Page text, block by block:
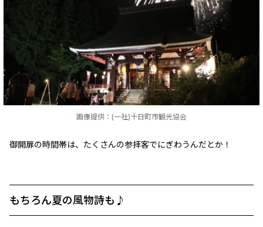
画像提供：(一社)十日町市観光協会
御開扉の時間帯は、たくさんの参拝客でにぎわうんだとか！
もちろん夏の風物詩も♪